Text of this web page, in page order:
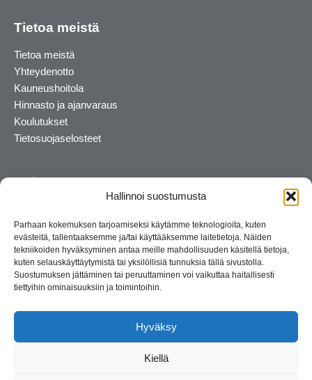
Hallinnoi suostumusta
Parhaan kokemuksen tarjoamiseksi käytämme teknologioita, kuten
evästeitä, tallentaaksemme ja/tai käyttääksemme laitetietoja. Näiden
tekniikoiden hyväksyminen antaa meille mahdollisuuden käsitellä tietoja,
kuten selauskäyttäytymistä tai yksilöllisiä tunnuksia tällä sivustolla.
Suostumuksen jättäminen tai peruuttaminen voi vaikuttaa haitallisesti
tiettyihin ominaisuuksiin ja toimintoihin.
Hyväksy
Kiellä
Tietoa meistä
Tietoa meistä
Yhteydenotto
Kauneushoitola
Hinnasto ja ajanvaraus
Koulutukset
Tietosuojaselosteet
perheyritys yli 35 vuotta.